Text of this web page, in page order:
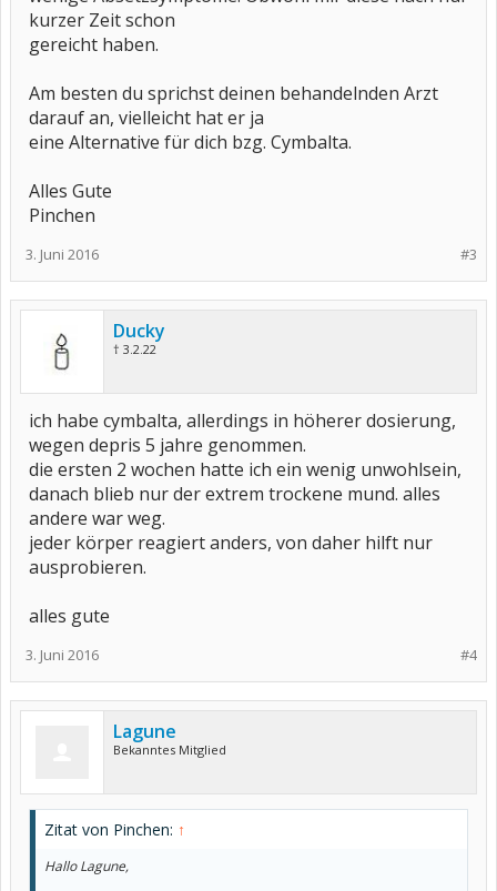
kurzer Zeit schon
gereicht haben.
Am besten du sprichst deinen behandelnden Arzt
darauf an, vielleicht hat er ja
eine Alternative für dich bzg. Cymbalta.
Alles Gute
Pinchen
#3
3. Juni 2016
Ducky
† 3.2.22
ich habe cymbalta, allerdings in höherer dosierung,
wegen depris 5 jahre genommen.
die ersten 2 wochen hatte ich ein wenig unwohlsein,
danach blieb nur der extrem trockene mund. alles
andere war weg.
jeder körper reagiert anders, von daher hilft nur
ausprobieren.
alles gute
#4
3. Juni 2016
Lagune
Bekanntes Mitglied
Zitat von Pinchen: ↑
Hallo Lagune,